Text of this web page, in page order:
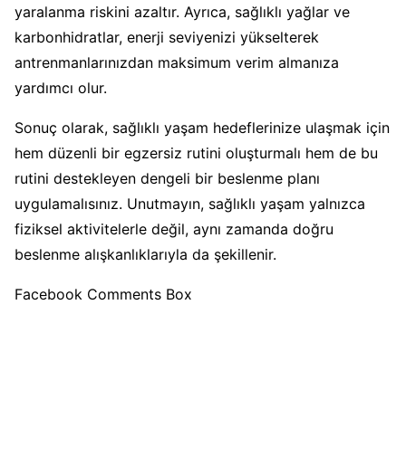
yaralanma riskini azaltır. Ayrıca, sağlıklı yağlar ve
karbonhidratlar, enerji seviyenizi yükselterek
antrenmanlarınızdan maksimum verim almanıza
yardımcı olur.
Sonuç olarak, sağlıklı yaşam hedeflerinize ulaşmak için
hem düzenli bir egzersiz rutini oluşturmalı hem de bu
rutini destekleyen dengeli bir beslenme planı
uygulamalısınız. Unutmayın, sağlıklı yaşam yalnızca
fiziksel aktivitelerle değil, aynı zamanda doğru
beslenme alışkanlıklarıyla da şekillenir.
Facebook Comments Box